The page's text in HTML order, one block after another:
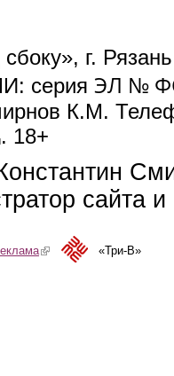
г.
серия ЭЛ №
К.М.
sends e-mail)
. 18+
сайта
(link is external)«Три-В»